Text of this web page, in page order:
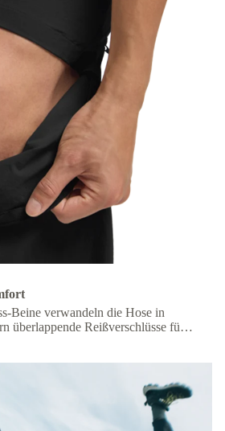
Beine verwandeln die Hose in
überlappende Reißverschlüsse für